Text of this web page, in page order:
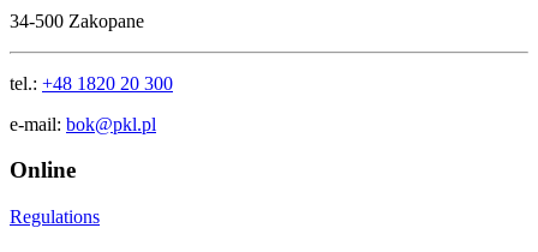
34-500 Zakopane
tel.: +48 1820 20 300
e-mail: bok@pkl.pl
Online
Regulations